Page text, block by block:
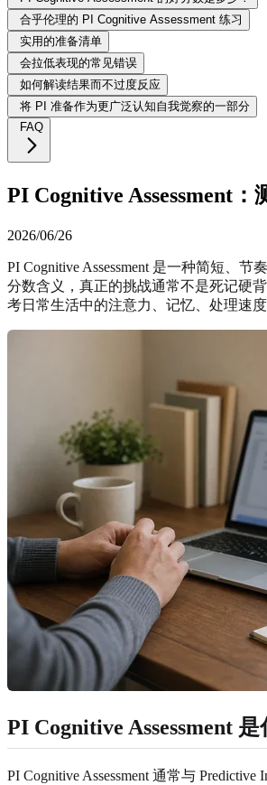
合乎伦理的 PI Cognitive Assessment 练习
实用的准备清单
会拉低表现的常见错误
如何解读结果而不过度反应
将 PI 准备作为更广泛认知自我觉察的一部分
FAQ
PI Cognitive Assessment
2026/06/26
PI Cognitive Assessment 是一种简短、
分数含义，真正的挑战通常不是死记硬
考日常生活中的注意力、记忆、处理速
PI Cognitive Assessment 是
PI Cognitive Assessment 通常与